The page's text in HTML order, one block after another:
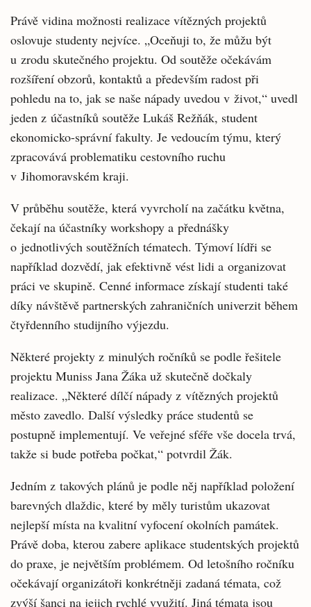
Právě vidina možnosti realizace vítězných projektů
oslovuje studenty nejvíce. „Oceňuji to, že můžu být
u zrodu skutečného projektu. Od soutěže očekávám
rozšíření obzorů, kontaktů a především radost při
pohledu na to, jak se naše nápady uvedou v život,“ uvedl
jeden z účastníků soutěže Lukáš Režňák, student
ekonomicko-správní fakulty. Je vedoucím týmu, který
zpracovává problematiku cestovního ruchu
v Jihomoravském kraji.
V průběhu soutěže, která vyvrcholí na začátku května,
čekají na účastníky workshopy a přednášky
o jednotlivých soutěžních tématech. Týmoví lídři se
například dozvědí, jak efektivně vést lidi a organizovat
práci ve skupině. Cenné informace získají studenti také
díky návštěvě partnerských zahraničních univerzit během
čtyřdenního studijního výjezdu.
Některé projekty z minulých ročníků se podle řešitele
projektu Muniss Jana Žáka už skutečně dočkaly
realizace. „Některé dílčí nápady z vítězných projektů
město zavedlo. Další výsledky práce studentů se
postupně implementují. Ve veřejné sféře vše docela trvá,
takže si bude potřeba počkat,“ potvrdil Žák.
Jedním z takových plánů je podle něj například položení
barevných dlaždic, které by měly turistům ukazovat
nejlepší místa na kvalitní vyfocení okolních památek.
Právě doba, kterou zabere aplikace studentských projektů
do praxe, je největším problémem. Od letošního ročníku
očekávají organizátoři konkrétněji zadaná témata, což
zvýší šanci na jejich rychlé využití. Jiná témata jsou